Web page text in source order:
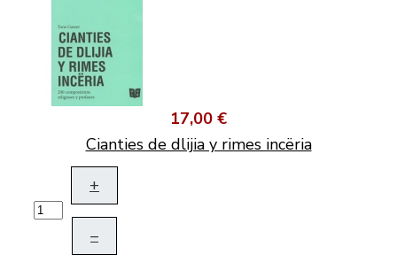
17,00 €
Cianties de dlijia y rimes incëria
+
–